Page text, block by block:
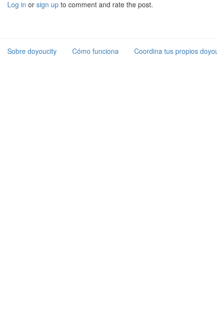
Log in or sign up to comment and rate the post.
Sobre doyoucity Cómo funciona Coordina tus propios